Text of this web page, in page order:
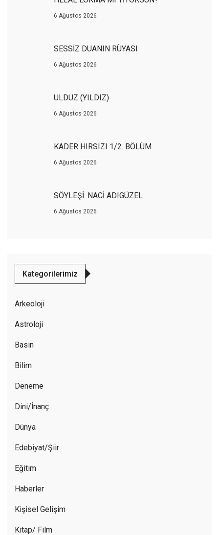
6 Ağustos 2026
SESSİZ DUANIN RÜYASI
6 Ağustos 2026
ULDUZ (YILDIZ)
6 Ağustos 2026
KADER HIRSIZI 1/2. BÖLÜM
6 Ağustos 2026
SÖYLEŞİ: NACİ ADIGÜZEL
6 Ağustos 2026
Kategorilerimiz
Arkeoloji
Astroloji
Basın
Bilim
Deneme
Dini/İnanç
Dünya
Edebiyat/Şiir
Eğitim
Haberler
Kişisel Gelişim
Kitap/ Film